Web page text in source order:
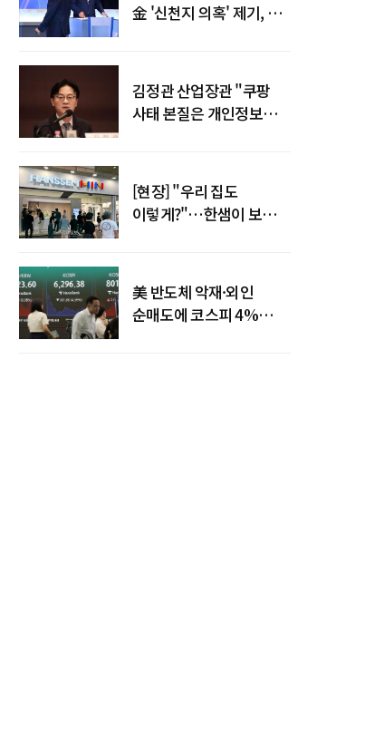
金 '신천지 의혹' 제기, 鄭
김정관 산업장관 "쿠팡
사태 본질은 개인정보
[현장] "우리 집도
이렇게?"…한샘이 보여준
美 반도체 악재·외인
순매도에 코스피 4%